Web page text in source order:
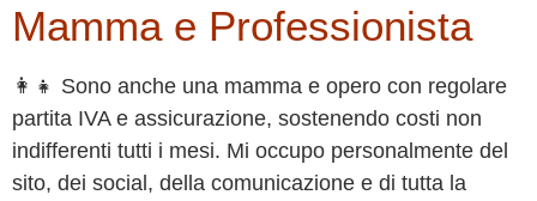
Mamma e Professionista
👩‍👧 Sono anche una mamma e opero con regolare
partita IVA e assicurazione, sostenendo costi non
indifferenti tutti i mesi. Mi occupo personalmente del
sito, dei social, della comunicazione e di tutta la